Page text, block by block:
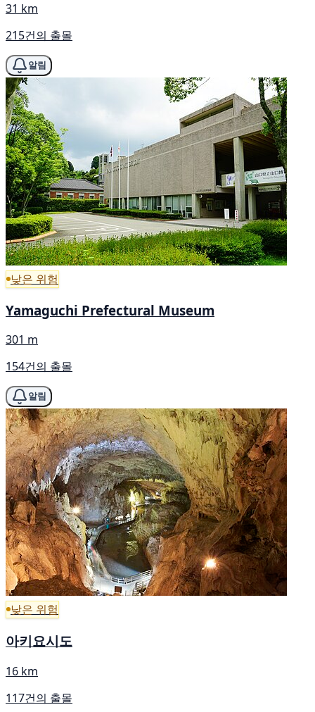
31 km
215건의 출몰
알림
낮은 위험
Yamaguchi Prefectural Museum
301 m
154건의 출몰
알림
낮은 위험
아키요시도
16 km
117건의 출몰